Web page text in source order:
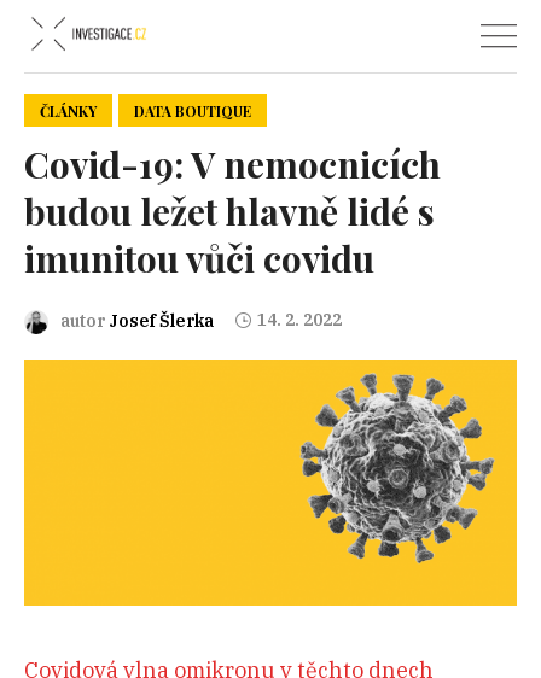
ČLÁNKY DATA BOUTIQUE
Covid-19: V nemocnicích
budou ležet hlavně lidé s
imunitou vůči covidu
autor Josef Šlerka 14. 2. 2022
Covidová vlna omikronu v těchto dnech